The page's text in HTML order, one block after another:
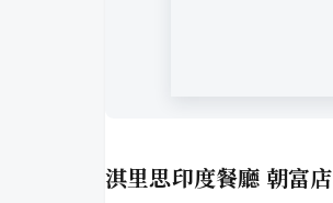
淇里思印度餐廳 朝富店